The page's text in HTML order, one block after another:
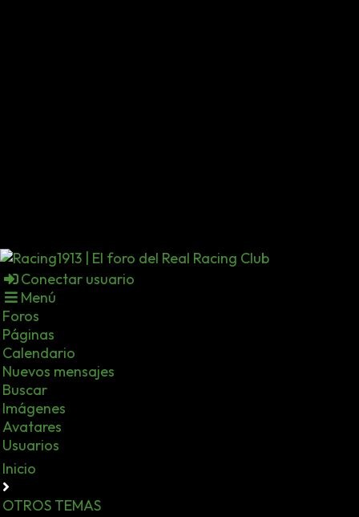
Conectar usuario
Menú
Foros
Páginas
Calendario
Nuevos mensajes
Buscar
Imágenes
Avatares
Usuarios
Inicio
OTROS TEMAS